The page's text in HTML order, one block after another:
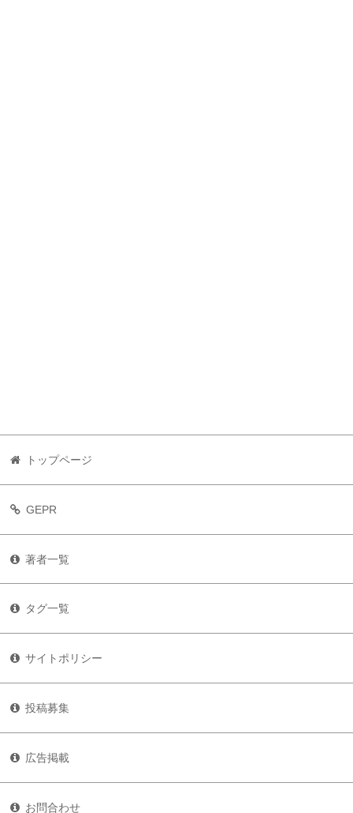
トップページ
GEPR
著者一覧
タグ一覧
サイトポリシー
投稿募集
広告掲載
お問合わせ